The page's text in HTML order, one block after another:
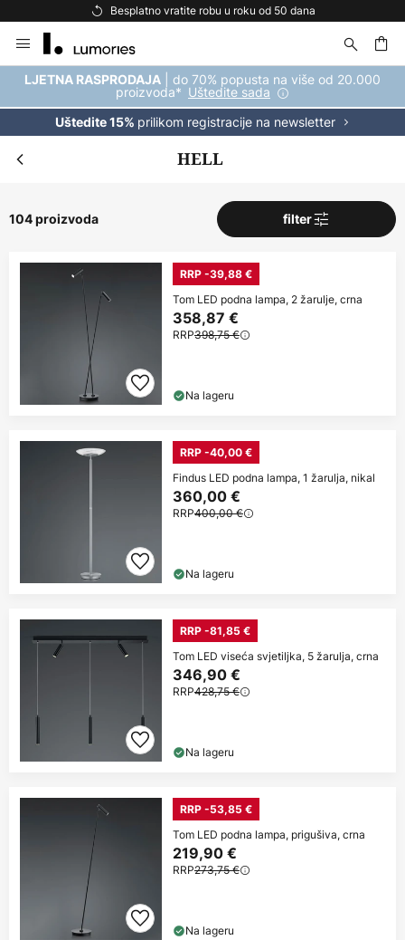
Besplatna dostava za kupnju iznad 69 €
to
Content
LJETNA RASPRODAJA | do 70% popusta na više od 20.000
proizvoda* Uštedite sada
Uštedite 15% prilikom registracije na newsletter
HELL
104 proizvoda filter
RRP -39,88 €
Tom LED podna lampa, 2 žarulje, crna
358,87 €
RRP398,75 €
Na lageru
RRP -40,00 €
Findus LED podna lampa, 1 žarulja, nikal
360,00 €
RRP400,00 €
Na lageru
RRP -81,85 €
Tom LED viseća svjetiljka, 5 žarulja, crna
346,90 €
RRP428,75 €
Na lageru
RRP -53,85 €
Tom LED podna lampa, prigušiva, crna
219,90 €
RRP273,75 €
Na lageru